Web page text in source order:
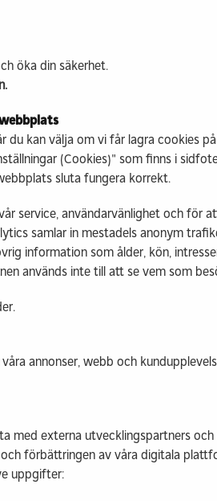
öka din säkerhet.
kan välja om vi får lagra cookies
(Cookies)" som finns i
sluta fungera korrekt.
service, användarvänlighet och för
samlar in mestadels anonym
information som ålder, kön,
används inte till att se vem som
annonser, webb och
med externa utvecklingspartners
förbättringen av våra digitala
uppgifter: